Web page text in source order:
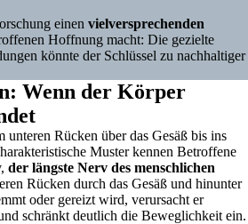
einen vielversprechenden
Hoffnung macht: Die gezielte
könnte der Schlüssel zu nachhaltiger
Wenn der Körper
unteren Rücken über das Gesäß bis ins
Muster kennen Betroffene
der längste Nerv des menschlichen
Rücken durch das Gesäß und hinunter
oder gereizt wird, verursacht er
schränkt deutlich die Beweglichkeit ein.